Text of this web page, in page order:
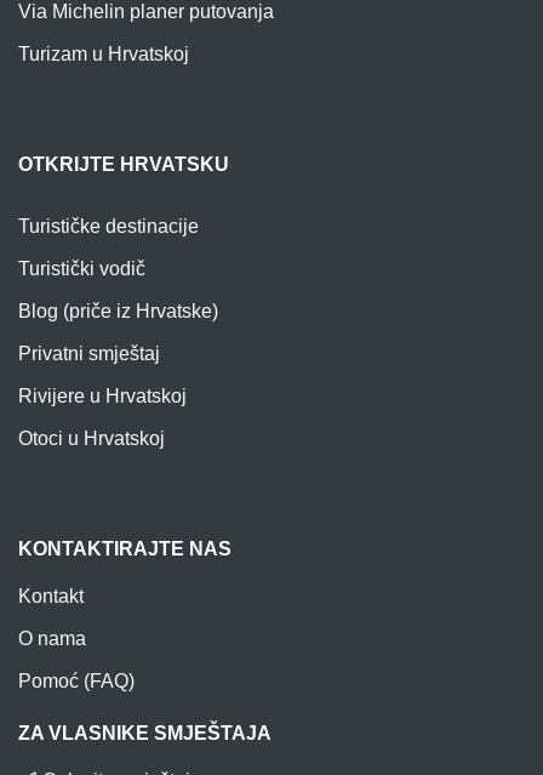
Via Michelin planer putovanja
Turizam u Hrvatskoj
OTKRIJTE HRVATSKU
Turističke destinacije
Turistički vodič
Blog (priče iz Hrvatske)
Privatni smještaj
Rivijere u Hrvatskoj
Otoci u Hrvatskoj
KONTAKTIRAJTE NAS
Kontakt
O nama
Pomoć (FAQ)
ZA VLASNIKE SMJEŠTAJA